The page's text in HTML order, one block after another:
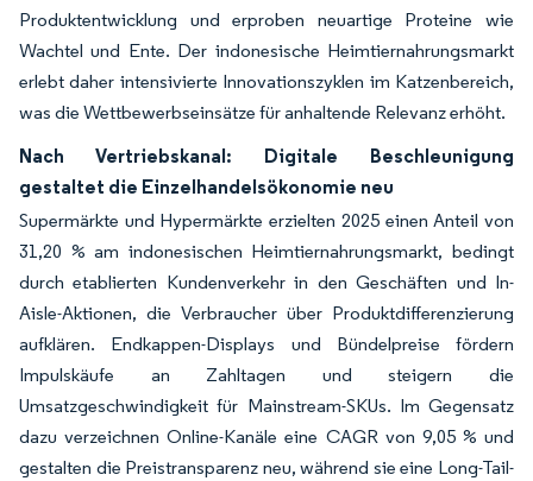
Produktentwicklung und erproben neuartige Proteine wie
Wachtel und Ente. Der indonesische Heimtiernahrungsmarkt
erlebt daher intensivierte Innovationszyklen im Katzenbereich,
was die Wettbewerbseinsätze für anhaltende Relevanz erhöht.
Nach Vertriebskanal: Digitale Beschleunigung
gestaltet die Einzelhandelsökonomie neu
Supermärkte und Hypermärkte erzielten 2025 einen Anteil von
31,20 % am indonesischen Heimtiernahrungsmarkt, bedingt
durch etablierten Kundenverkehr in den Geschäften und In-
Aisle-Aktionen, die Verbraucher über Produktdifferenzierung
aufklären. Endkappen-Displays und Bündelpreise fördern
Impulskäufe an Zahltagen und steigern die
Umsatzgeschwindigkeit für Mainstream-SKUs. Im Gegensatz
dazu verzeichnen Online-Kanäle eine CAGR von 9,05 % und
gestalten die Preistransparenz neu, während sie eine Long-Tail-